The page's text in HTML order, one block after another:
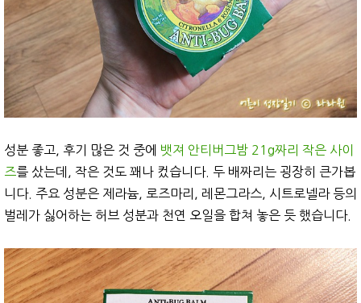
성분 좋고, 후기 많은 것 중에 뱃져 안티버그밤 21g짜리 작은 사이
즈를 샀는데, 작은 것도 꽤나 컸습니다. 두 배짜리는 굉장히 큰가봅
니다. 주요 성분은 제라늄, 로즈마리, 레몬그라스, 시트로넬라 등의
벌레가 싫어하는 허브 성분과 천연 오일을 합쳐 놓은 듯 했습니다.